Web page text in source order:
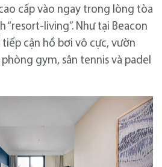
cấp vào ngay trong lòng tòa
“resort-living”. Như tại Beacon
tiếp cận hồ bơi vô cực, vườn
gym, sân tennis và padel